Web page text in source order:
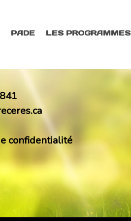
PADE LES PROGRAMMES
confidentialité